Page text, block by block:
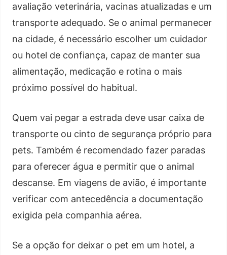
avaliação veterinária, vacinas atualizadas e um
transporte adequado. Se o animal permanecer
na cidade, é necessário escolher um cuidador
ou hotel de confiança, capaz de manter sua
alimentação, medicação e rotina o mais
próximo possível do habitual.
Quem vai pegar a estrada deve usar caixa de
transporte ou cinto de segurança próprio para
pets. Também é recomendado fazer paradas
para oferecer água e permitir que o animal
descanse. Em viagens de avião, é importante
verificar com antecedência a documentação
exigida pela companhia aérea.
Se a opção for deixar o pet em um hotel, a